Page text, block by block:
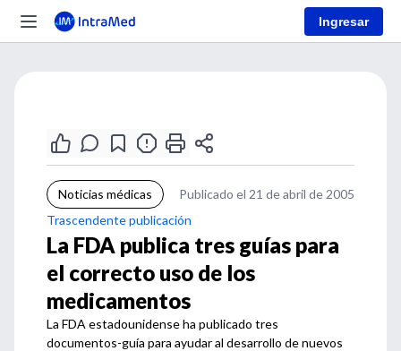
Ingresar
Noticias médicas
Publicado el 21 de abril de 2005
Trascendente publicación
La FDA publica tres guías para
el correcto uso de los
medicamentos
La FDA estadounidense ha publicado tres
documentos-guía para ayudar al desarrollo de nuevos